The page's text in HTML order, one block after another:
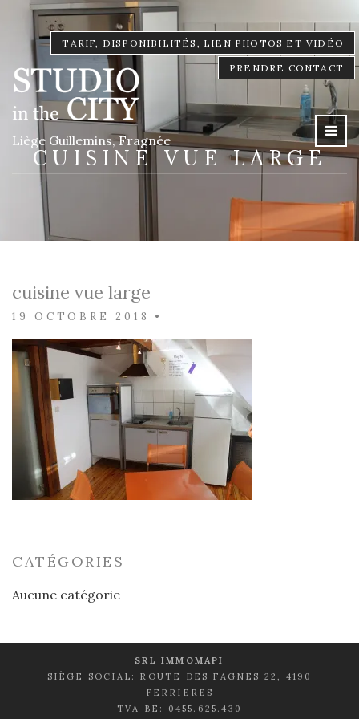
TARIF, DISPONIBILITÉS, LIEN PHOTOS ET VIDÉO
PRENDRE CONTACT
Liège Guillemins, Fragnée
CUISINE VUE LARGE
cuisine vue large
19 OCTOBRE 2018 •
CATÉGORIES
Aucune catégorie
SRL IMMOMAPI
SIÈGE SOCIAL: ROUTE DES FAGNES 22, 4190
FERRIERES
TVA BE: 0455.625.430